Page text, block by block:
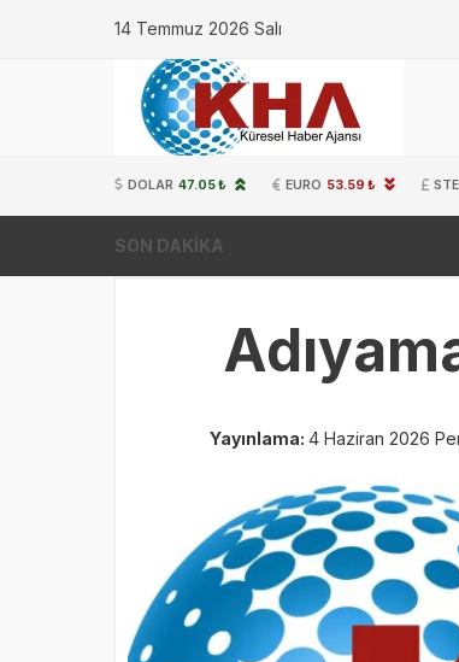
14 Temmuz 2026 Salı
DOLAR 47.05 ₺ EURO 53.59 ₺
SON DAKİKA
Yayınlama: 4 Haziran 2026